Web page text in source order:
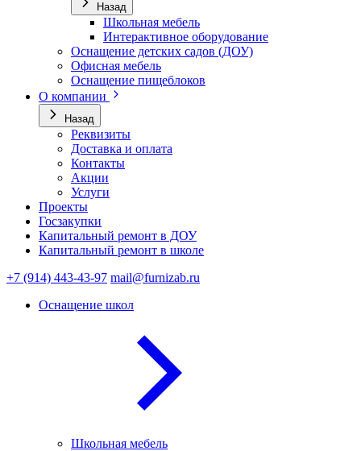
Назад
Школьная мебель
Интерактивное оборудование
Оснащение детских садов (ДОУ)
Офисная мебель
Оснащение пищеблоков
О компании
Назад
Реквизиты
Доставка и оплата
Контакты
Акции
Услуги
Проекты
Госзакупки
Капитальный ремонт в ДОУ
Капитальный ремонт в школе
+7 (914) 443-43-97 mail@furnizab.ru
Оснащение школ
Школьная мебель